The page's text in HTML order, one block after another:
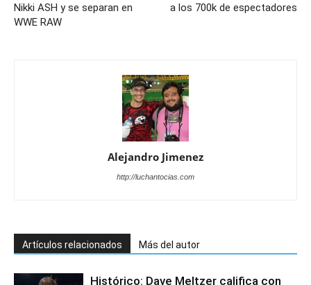
Nikki ASH y se separan en
WWE RAW
a los 700k de espectadores
Alejandro Jimenez
http://luchantocias.com
Artículos relacionados Más del autor
Histórico: Dave Meltzer califica con